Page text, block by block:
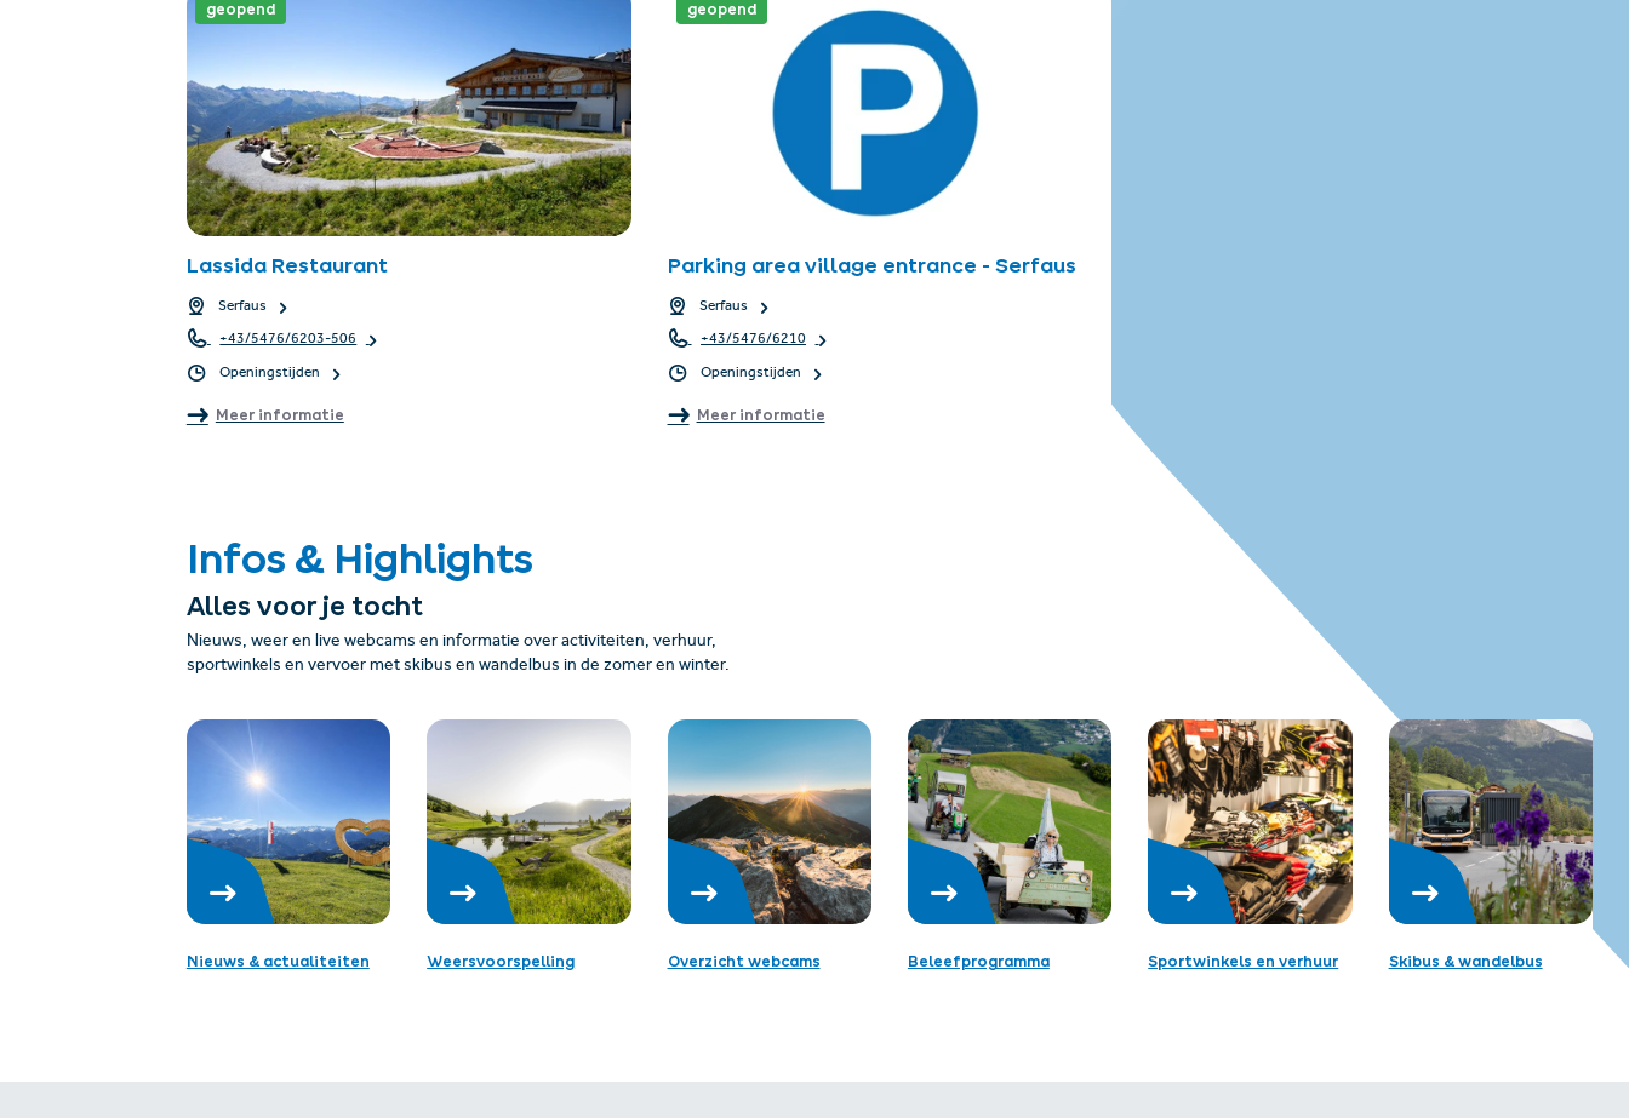
geopend
Lassida Restaurant
Serfaus
+43/5476/6203-506
Openingstijden
Meer informatie
geopend
Parking area village entrance - Serfaus
Serfaus
+43/5476/6210
Openingstijden
Meer informatie
Infos & Highlights
Alles voor je tocht
Nieuws, weer en live webcams en informatie over activiteiten, verhuur,
sportwinkels en vervoer met skibus en wandelbus in de zomer en winter.
Nieuws & actualiteiten Weersvoorspelling Overzicht webcams Beleefprogramma Sportwinkels en verhuur Skibus & wandelbus